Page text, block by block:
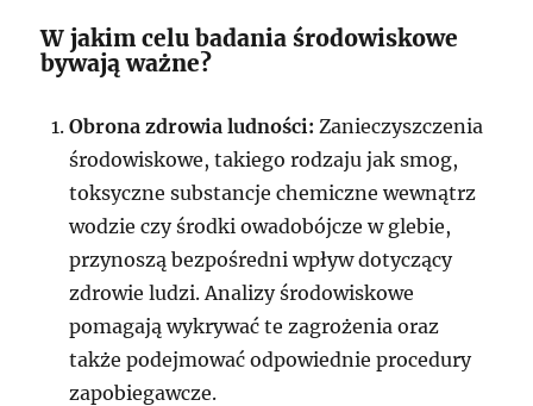
W jakim celu badania środowiskowe
bywają ważne?
Obrona zdrowia ludności: Zanieczyszczenia
środowiskowe, takiego rodzaju jak smog,
toksyczne substancje chemiczne wewnątrz
wodzie czy środki owadobójcze w glebie,
przynoszą bezpośredni wpływ dotyczący
zdrowie ludzi. Analizy środowiskowe
pomagają wykrywać te zagrożenia oraz
także podejmować odpowiednie procedury
zapobiegawcze.